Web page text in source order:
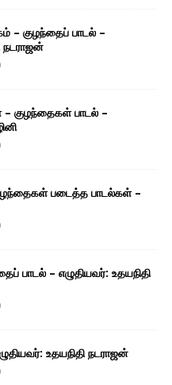
குழந்தைப் பாடல் –
நடராஜன்
குழந்தைகள் பாடல் –
படைத்த பாடல்கள் –
பாடல் – எழுதியவர்: உதயநிதி
உதயநிதி நடராஜன்